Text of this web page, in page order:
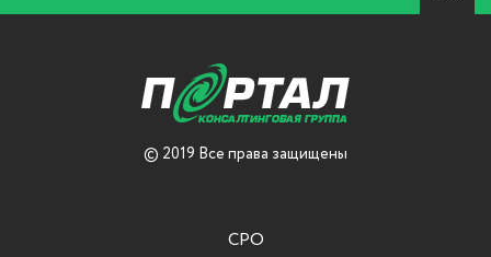
© 2019 Все права защищены
СРО